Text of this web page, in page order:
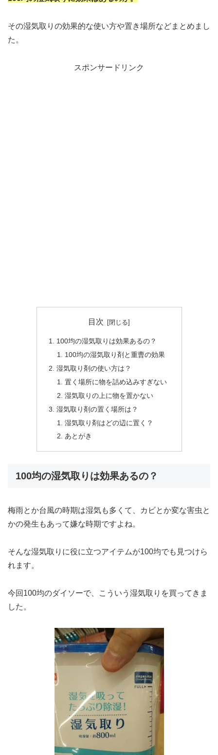
その湿気取りの効果的な使い方や置き場所などまとめまし
た。
スポンサードリンク
目次
100均の湿気取りは効果あるの？
100均の湿気取り剤と重曹の効果
湿気取り剤の使い方は？
置く場所に物を詰め込みすぎない
湿気取りの上に物を置かない
湿気取り剤の置く場所は？
湿気取り剤はどの辺に置く？
あとがき
100均の湿気取りは効果あるの？
梅雨とか台風の時期は湿気も多くて、カビとか変な害虫と
かの発生もあって嫌な時期ですよね。
そんな湿気取りに役に立つアイテムが100均でも見つけら
れます。
今回100均のダイソーで、こういう湿気取りを買ってきま
した。